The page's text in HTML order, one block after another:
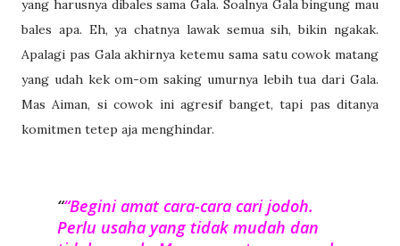
yang harusnya dibales sama Gala. Soalnya Gala bingung mau
bales apa. Eh, ya chatnya lawak semua sih, bikin ngakak.
Apalagi pas Gala akhirnya ketemu sama satu cowok matang
yang udah kek om-om saking umurnya lebih tua dari Gala.
Mas Aiman, si cowok ini agresif banget, tapi pas ditanya
komitmen tetep aja menghindar.
“Begini amat cara-cara cari jodoh.
Perlu usaha yang tidak mudah dan